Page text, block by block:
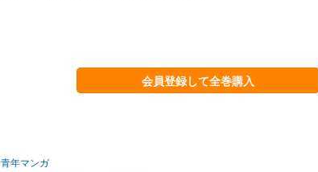
会員登録して全巻購入
青年マンガ